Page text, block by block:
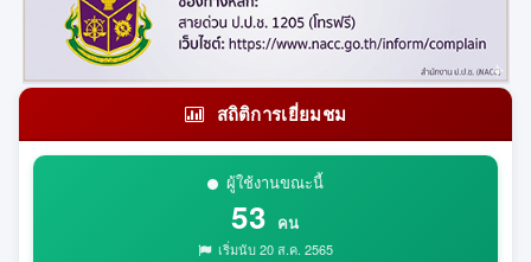
สถิติการเยี่ยมชม
ผู้ใช้งานขณะนี้
53 คน
เริ่มนับ 20 ส.ค. 2565